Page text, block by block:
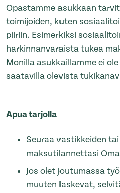
Opastamme asukkaan
toimijoiden, kuten
piiriin. Esimerkiksi
harkinnanvaraista tukea
Monilla asukkaillamme ei
saatavilla olevista
Apua tarjolla
Seuraa vastikkeiden
maksutilannettasi
Jos olet joutumassa
muuten laskevat,